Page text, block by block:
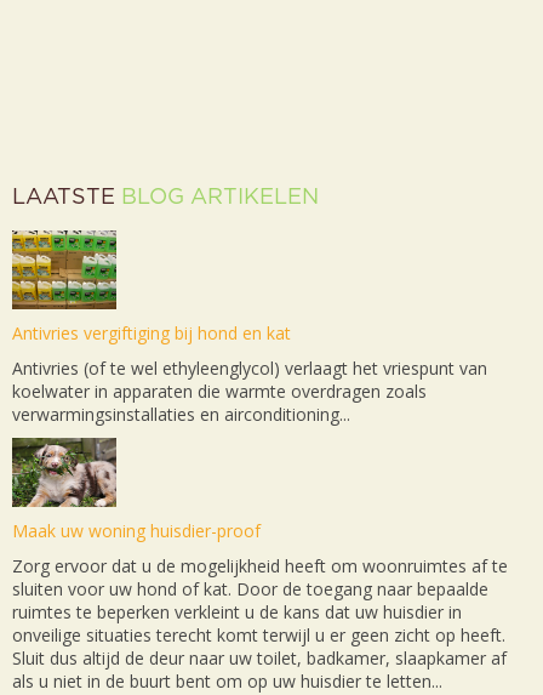
LAATSTE BLOG ARTIKELEN
Antivries vergiftiging bij hond en kat
Antivries (of te wel ethyleenglycol) verlaagt het vriespunt van
koelwater in apparaten die warmte overdragen zoals
verwarmingsinstallaties en airconditioning...
Maak uw woning huisdier-proof
Zorg ervoor dat u de mogelijkheid heeft om woonruimtes af te
sluiten voor uw hond of kat. Door de toegang naar bepaalde
ruimtes te beperken verkleint u de kans dat uw huisdier in
onveilige situaties terecht komt terwijl u er geen zicht op heeft.
Sluit dus altijd de deur naar uw toilet, badkamer, slaapkamer af
als u niet in de buurt bent om op uw huisdier te letten...